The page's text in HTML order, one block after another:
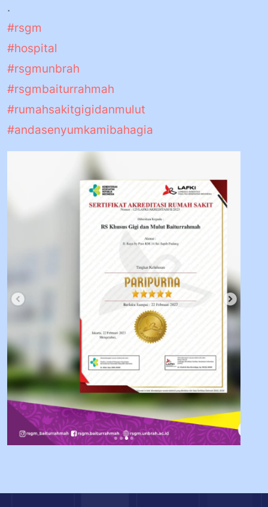
.
#rsgm
#hospital
#rsgmunbrah
#rsgmbaiturrahmah
#rumahsakitgigidanmulut
#andasenyumkamibahagia